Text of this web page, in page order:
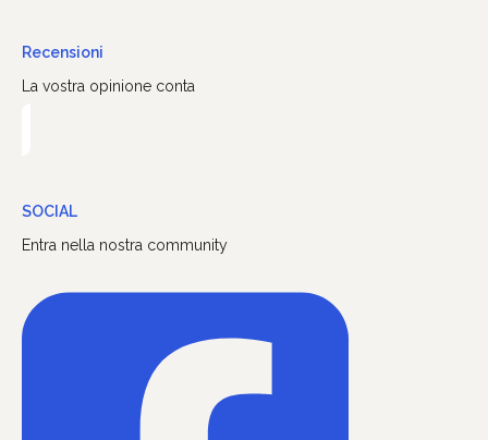
Recensioni
La vostra opinione conta
SOCIAL
Entra nella nostra community